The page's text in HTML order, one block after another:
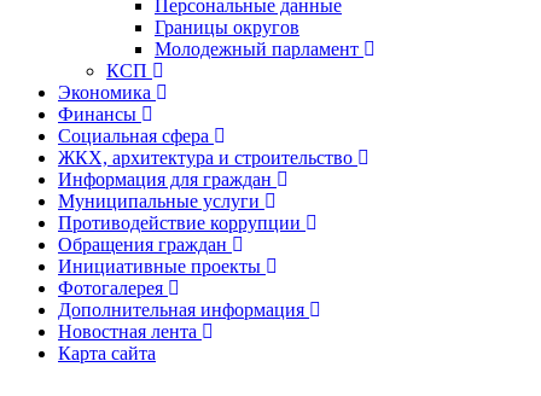
Персональные данные
Границы округов
Молодежный парламент
КСП
Экономика
Финансы
Социальная сфера
ЖКХ, архитектура и строительство
Информация для граждан
Муниципальные услуги
Противодействие коррупции
Обращения граждан
Инициативные проекты
Фотогалерея
Дополнительная информация
Новостная лента
Карта сайта